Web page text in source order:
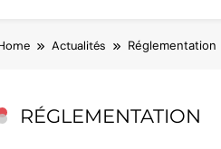
Actualités Réglementation
RÉGLEMENTATION